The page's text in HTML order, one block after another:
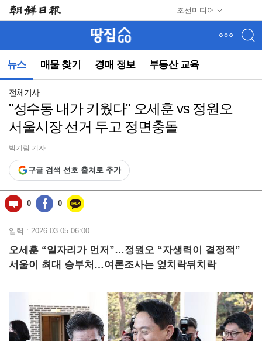
조선미디어
뉴스 매물 찾기 경매 정보 부동산 교육
뉴
(컨
동)
전체기사
"성수동 내가 키웠다" 오세훈 vs 정원오
서울시장 선거 두고 정면충돌
박기람 기자
구글 검색 선호 출처로 추가
0 0
입력 : 2026.03.05 06:00
오세훈 “일자리가 먼저”…정원오 “자생력이 결정적”
서울이 최대 승부처…여론조사는 엎치락뒤치락